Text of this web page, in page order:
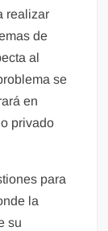
realizar
de
al
se
en
privado
para
la
su